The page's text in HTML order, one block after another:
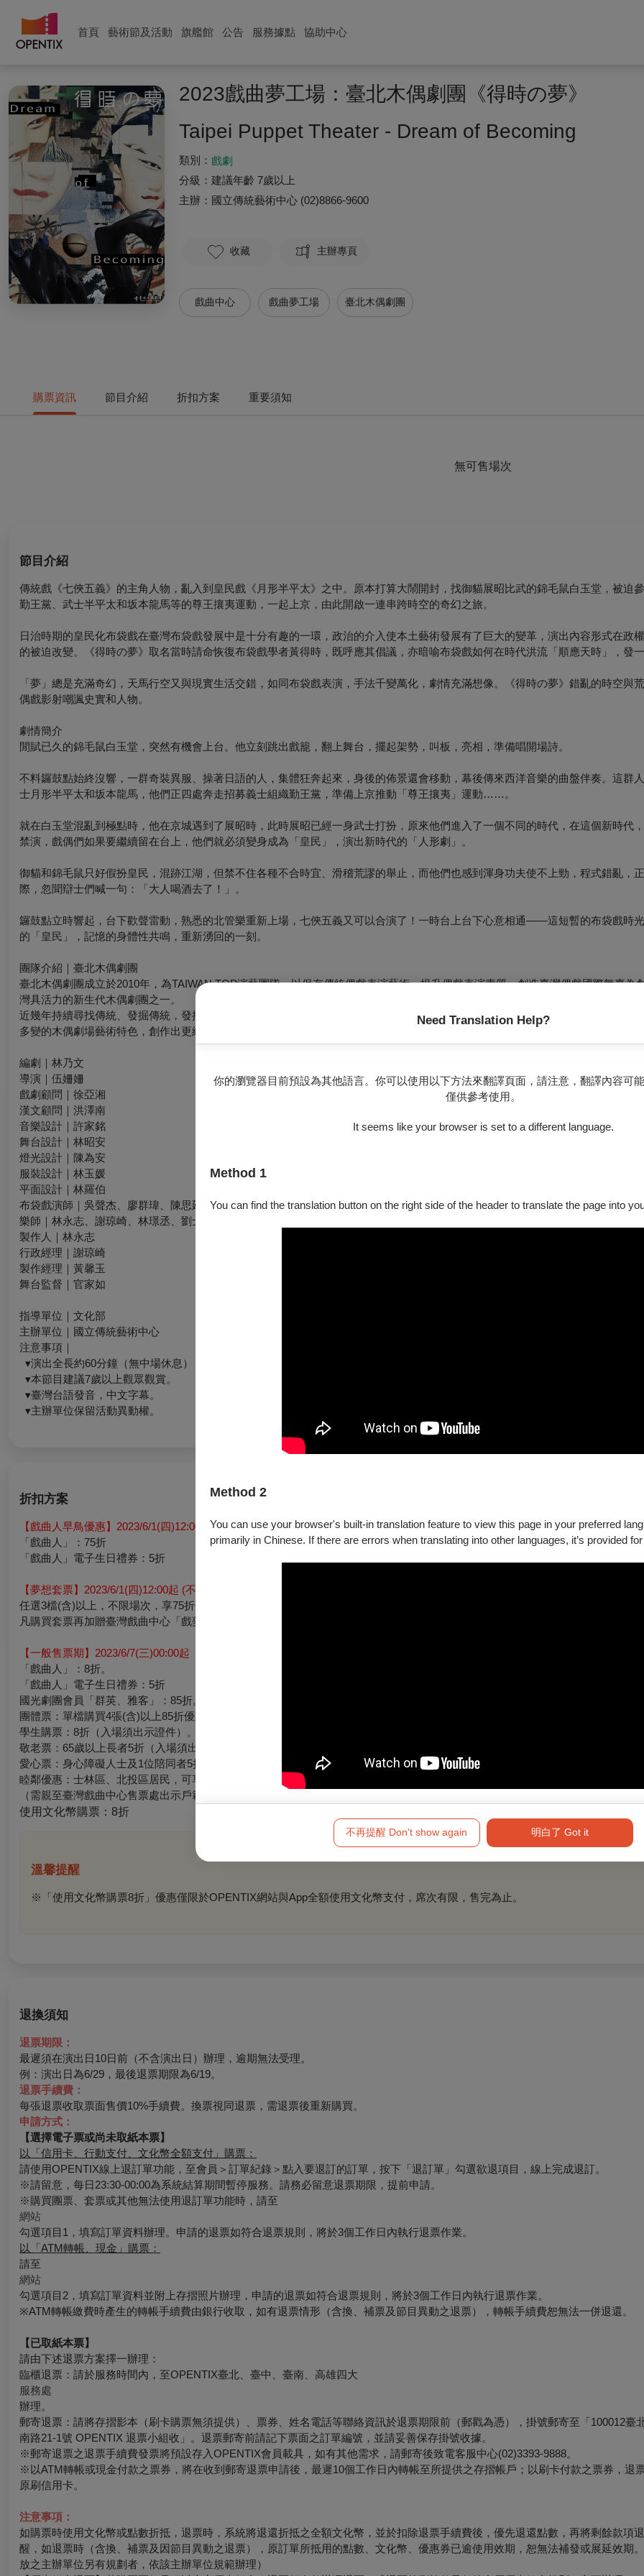
首頁 藝術節及活動 旗艦館 公告 服務據點 協助中心
Need Translation Help?
你的瀏覽器目前預設為其他語言。你可以使用以下方法來翻譯頁面，請注意，翻譯內容可
僅供參考使用。
It seems like your browser is set to a different language.
Method 1
You can find the translation button on the right side of the header to translate the page into
Method 2
You can use your browser's built-in translation feature to view this page in your preferred
primarily in Chinese. If there are errors when translating into other languages, it’s provided
不再提醒 Don't show again 明白了 Got it
2023戲曲夢工場：臺北木偶劇團《得時の夢》
Taipei Puppet Theater - Dream of Becoming
類別： 戲劇
分級： 建議年齡 7歲以上
主辦： 國立傳統藝術中心 (02)8866-9600
收藏 主辦專頁
戲曲中心 戲曲夢工場 臺北木偶劇團
購票資訊 節目介紹 折扣方案 重要須知
無可售場次
節目介紹
傳統戲《七俠五義》的主角人物，亂入到皇民戲《月形半平太》之中。原本打算大鬧開封，找御貓展昭比武的錦毛鼠白玉堂，被迫
勤王黨、武士半平太和坂本龍馬等的尊王攘夷運動，一起上京，由此開啟一連串跨時空的奇幻之旅。
日治時期的皇民化布袋戲在臺灣布袋戲發展中是十分有趣的一環，政治的介入使本土藝術發展有了巨大的變革，演出內容形式在政
的被迫改變。《得時の夢》取名當時請命恢復布袋戲學者黃得時，既呼應其倡議，亦暗喻布袋戲如何在時代洪流「順應天時」，發
「夢」總是充滿奇幻，天馬行空又與現實生活交錯，如同布袋戲表演，手法千變萬化，劇情充滿想像。《得時の夢》錯亂的時空與
偶戲影射嘲諷史實和人物。
劇情簡介
閒賦已久的錦毛鼠白玉堂，突然有機會上台。他立刻跳出戲籠，翻上舞台，擺起架勢，叫板，亮相，準備唱開場詩。
不料鑼鼓點始終沒響，一群奇裝異服、操著日語的人，集體狂奔起來，身後的佈景還會移動，幕後傳來西洋音樂的曲盤伴奏。這群
士月形半平太和坂本龍馬，他們正四處奔走招募義士組織勤王黨，準備上京推動「尊王攘夷」運動……。
就在白玉堂混亂到極點時，他在京城遇到了展昭時，此時展昭已經一身武士打扮，原來他們進入了一個不同的時代，在這個新時代
禁演，戲偶們如果要繼續留在台上，他們就必須變身成為「皇民」，演出新時代的「人形劇」。
御貓和錦毛鼠只好假扮皇民，混跡江湖，但禁不住各種不合時宜、滑稽荒謬的舉止，而他們也感到渾身功夫使不上勁，程式錯亂，
際，忽聞辯士們喊一句：「大人喝酒去了！」。
鑼鼓點立時響起，台下歡聲雷動，熟悉的北管樂重新上場，七俠五義又可以合演了！一時台上台下心意相通——這短暫的布袋戲時
的「皇民」，記憶的身體性共鳴，重新湧回的一刻。
團隊介紹｜臺北木偶劇團
臺北木偶劇團成立於2010年，為TAIWAN TOP演藝團隊，以保存傳統偶戲表演藝術，提升偶戲表演素質，創造臺灣偶戲國際舞臺為
灣具活力的新生代木偶劇團之一。
近幾年持續尋找傳統、發掘傳統，發揮過去習藝時所累積的豐富經驗，以認真、用心的製作方針，在不拘泥于傳統木偶劇之創作形
多變的木偶劇場藝術特色，創作出更細膩、精緻的表演方式，吸引更多觀眾走進劇場感受不同以往的布袋戲饗宴。
編劇｜林乃文
導演｜伍姍姍
戲劇顧問｜徐亞湘
漢文顧問｜洪澤南
音樂設計｜許家銘
舞台設計｜林昭安
燈光設計｜陳為安
服裝設計｜林玉媛
平面設計｜林羅伯
布袋戲演師｜吳聲杰、廖群瑋、陳思廷、林瑞騰、林凱翔
樂師｜林永志、謝琼崎、林璟丞、劉士聞、林宸弘、王祥亮
製作人｜林永志
行政經理｜謝琼崎
製作經理｜黃馨玉
舞台監督｜官家如
指導單位｜文化部
主辦單位｜國立傳統藝術中心
注意事項｜
▾演出全長約60分鐘（無中場休息），每場次皆有演後座談。
▾本節目建議7歲以上觀眾觀賞。
▾臺灣台語發音，中文字幕。
▾主辦單位保留活動異動權。
折扣方案
【戲曲人早鳥優惠】2023/6/1(四)12:00至2023/6/6(二)24:00
「戲曲人」：75折
「戲曲人」電子生日禮券：5折
【夢想套票】2023/6/1(四)12:00起 (不限身分別皆可購買)
任選3檔(含)以上，不限場次，享75折優惠。
凡購買套票再加贈臺灣戲曲中心「戲夢玻玻杯」一個，可於2023/6/1起至2023/9/30於「臺灣戲曲中心售票處」憑兌換券領取，送完
【一般售票期】2023/6/7(三)00:00起
「戲曲人」：8折。
「戲曲人」電子生日禮券：5折
國光劇團會員「群英、雅客」：85折。
團體票：單檔購買4張(含)以上85折優惠。
學生購票：8折（入場須出示證件）。
敬老票：65歲以上長者5折（入場須出示證件）。
愛心票：身心障礙人士及1位陪同者5折，2人需同時憑有效證件入場。
睦鄰優惠：士林區、北投區居民，可享9折優惠。
（需親至臺灣戲曲中心售票處出示戶籍地址身分證明文件購票）
使用文化幣購票 ： 8折
溫馨提醒
※「使用文化幣購票8折」優惠僅限於OPENTIX網站與App全額使用文化幣支付，席次有限，售完為止。
退換須知
退票期限：
最遲須在演出日10日前（不含演出日）辦理，逾期無法受理。
例：演出日為6/29，最後退票期限為6/19。
退票手續費：
每張退票收取票面售價10%手續費。換票視同退票，需退票後重新購買。
申請方式：
【選擇電子票或尚未取紙本票】
以「信用卡、行動支付、文化幣全額支付」購票：
請使用OPENTIX線上退訂單功能，至會員＞訂單紀錄＞點入要退訂的訂單，按下「退訂單」勾選欲退項目，線上完成退訂。
※請留意，每日23:30-00:00為系統結算期間暫停服務。請務必留意退票期限，提前申請。
※購買團票、套票或其他無法使用退訂單功能時，請至
網站
勾選項目1，填寫訂單資料辦理。申請的退票如符合退票規則，將於3個工作日內執行退票作業。
以「ATM轉帳、現金」購票：
請至
網站
勾選項目2，填寫訂單資料並附上存摺照片辦理，申請的退票如符合退票規則，將於3個工作日內執行退票作業。
※ATM轉帳繳費時產生的轉帳手續費由銀行收取，如有退票情形（含換、補票及節目異動之退票），轉帳手續費恕無法一併退還。
【已取紙本票】
請由下述退票方案擇一辦理：
臨櫃退票：請於服務時間內，至OPENTIX臺北、臺中、臺南、高雄四大
服務處
辦理。
郵寄退票：請將存摺影本（刷卡購票無須提供）、票券、姓名電話等聯絡資訊於退票期限前（郵戳為憑），掛號郵寄至「100012臺
南路21-1號 OPENTIX 退票小組收」。退票郵寄前請記下票面之訂單編號，並請妥善保存掛號收據。
※郵寄退票之退票手續費發票將預設存入OPENTIX會員載具，如有其他需求，請郵寄後致電客服中心(02)3393-9888。
※以ATM轉帳或現金付款之票券，將在收到郵寄退票申請後，最遲10個工作日內轉帳至所提供之存摺帳戶；以刷卡付款之票券，退
原刷信用卡。
注意事項：
如購票時使用文化幣或點數折抵，退票時，系統將退還折抵之全額文化幣，並於扣除退票手續費後，優先退還點數，再將剩餘款項
醒，如退票時（含換、補票及因節目異動之退票），原訂單所抵用的點數、文化幣、優惠券已逾使用效期，恕無法補發或展延效期
放之主辦單位另有規劃者，依該主辦單位規範辦理）